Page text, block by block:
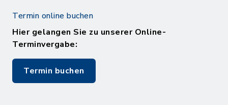
Termin online buchen
Hier gelangen Sie zu unserer Online-
Terminvergabe:
Termin buchen